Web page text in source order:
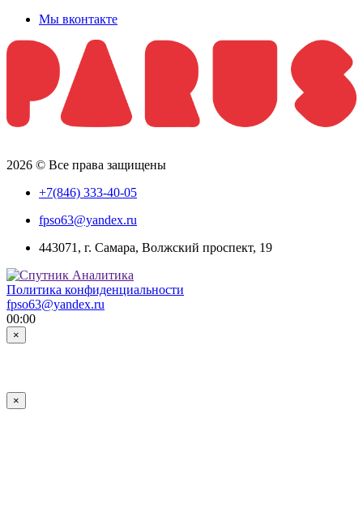
Мы вконтакте
2026 © Все права защищены
+7(846) 333-40-05
fpso63@yandex.ru
443071, г. Самара, Волжский проспект, 19
Политика конфиденциальности
fpso63@yandex.ru
00:00
×
×